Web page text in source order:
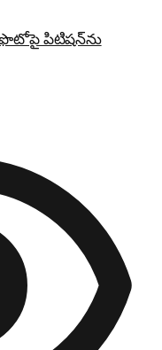
ఫొటోపై పిటిషన్‌ను